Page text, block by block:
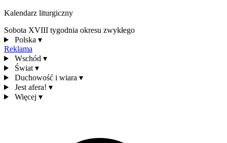
Kalendarz liturgiczny
Sobota XVIII tygodnia okresu zwykłego
Polska ▾
Reklama
Wschód ▾
Świat ▾
Duchowość i wiara ▾
Jest afera! ▾
Więcej ▾